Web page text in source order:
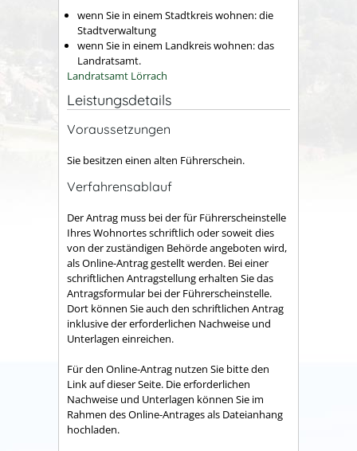
wenn Sie in einem Stadtkreis wohnen: die
Stadtverwaltung
wenn Sie in einem Landkreis wohnen: das
Landratsamt.
Landratsamt Lörrach
Leistungsdetails
Voraussetzungen
Sie besitzen einen alten Führerschein.
Verfahrensablauf
Der Antrag muss bei der für Führerscheinstelle
Ihres Wohnortes schriftlich oder soweit dies
von der zuständigen Behörde angeboten wird,
als Online-Antrag gestellt werden. Bei einer
schriftlichen Antragstellung erhalten Sie das
Antragsformular bei der Führerscheinstelle.
Dort können Sie auch den schriftlichen Antrag
inklusive der erforderlichen Nachweise und
Unterlagen einreichen.
Für den Online-Antrag nutzen Sie bitte den
Link auf dieser Seite. Die erforderlichen
Nachweise und Unterlagen können Sie im
Rahmen des Online-Antrages als Dateianhang
hochladen.